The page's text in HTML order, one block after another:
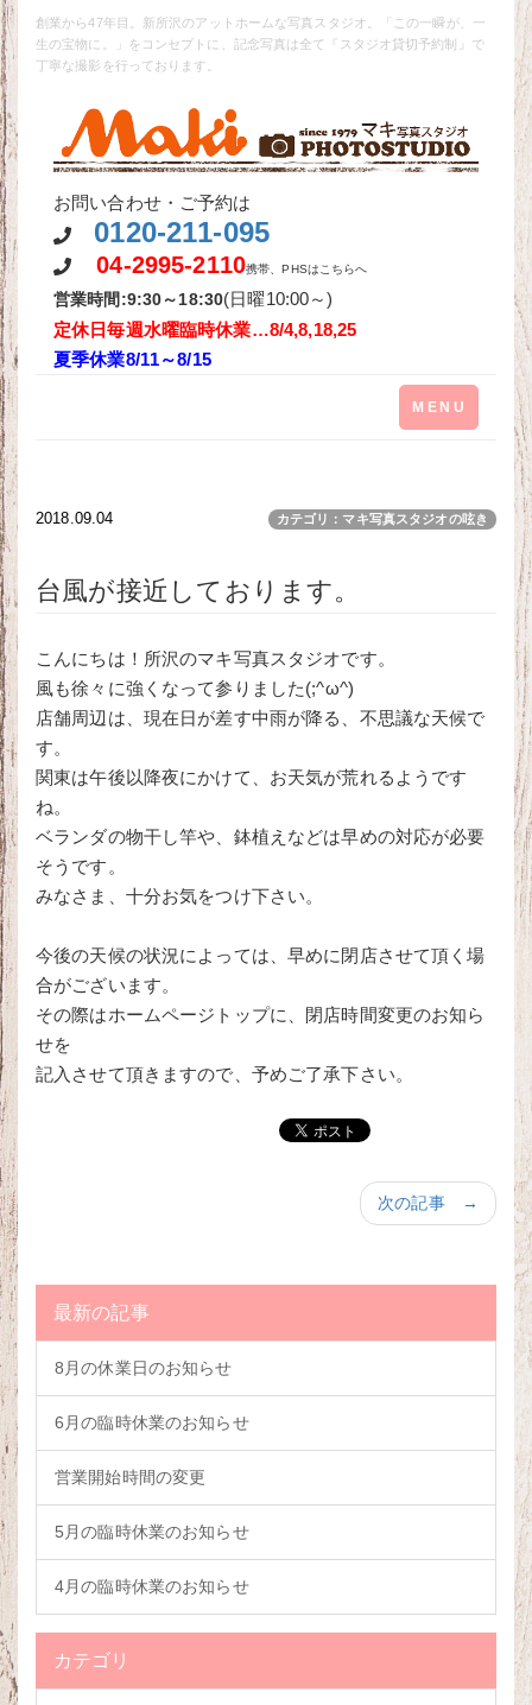
創業から47年目。新所沢のアットホームな写真スタジオ。「この一瞬が、一
生の宝物に。」をコンセプトに、記念写真は全て『スタジオ貸切予約制』で
丁寧な撮影を行っております。
お問い合わせ・ご予約は
0120-211-095
04-2995-2110携帯、PHSはこちらへ
営業時間:9:30～18:30(日曜10:00～)
定休日毎週水曜臨時休業…8/4,8,18,25
夏季休業8/11～8/15
Toggle
navigation
MENU
2018.09.04 カテゴリ：マキ写真スタジオの呟き
台風が接近しております。
こんにちは！所沢のマキ写真スタジオです。
風も徐々に強くなって参りました(;^ω^)
店舗周辺は、現在日が差す中雨が降る、不思議な天候で
す。
関東は午後以降夜にかけて、お天気が荒れるようです
ね。
ベランダの物干し竿や、鉢植えなどは早めの対応が必要
そうです。
みなさま、十分お気をつけ下さい。
今後の天候の状況によっては、早めに閉店させて頂く場
合がございます。
その際はホームページトップに、閉店時間変更のお知ら
せを
記入させて頂きますので、予めご了承下さい。
次の記事 →
最新の記事
8月の休業日のお知らせ
6月の臨時休業のお知らせ
営業開始時間の変更
5月の臨時休業のお知らせ
4月の臨時休業のお知らせ
カテゴリ